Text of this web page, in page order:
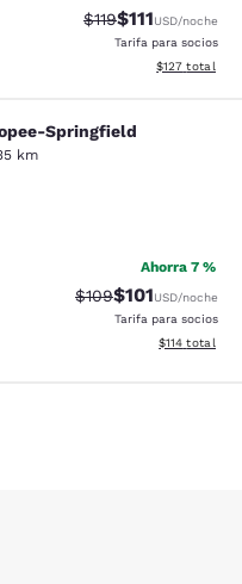
Precio tachado:
$119Precio con
$111USD/noche
Tarifa para socios
Ver detalles
$127 total
Springfield
Springfield
km
Feria. 439 reseñas
Ahorra 7 %
Precio tachado:
$109Precio con
$101USD/noche
Tarifa para socios
Ver detalles
$114 total